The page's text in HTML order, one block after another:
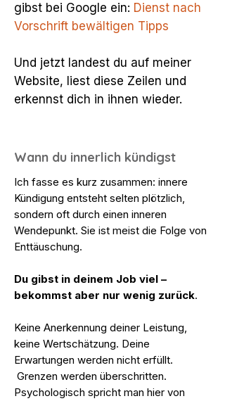
gibst bei Google ein: Dienst nach
Vorschrift bewältigen Tipps
Und jetzt landest du auf meiner
Website, liest diese Zeilen und
erkennst dich in ihnen wieder.
Wann du innerlich kündigst
Ich fasse es kurz zusammen: innere
Kündigung entsteht selten plötzlich,
sondern oft durch einen inneren
Wendepunkt. Sie ist meist die Folge von
Enttäuschung.
Du gibst in deinem Job viel –
bekommst aber nur wenig zurück.​
Keine Anerkennung deiner Leistung,
keine Wertschätzung. Deine
Erwartungen werden nicht erfüllt.
Grenzen werden überschritten.
Psychologisch spricht man hier von